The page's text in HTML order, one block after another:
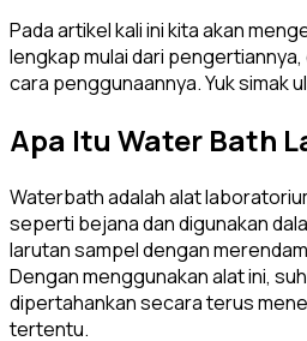
Pada artikel kali ini kita akan
lengkap mulai dari
cara penggunaannya. Yuk simak
Apa Itu Water Bath
Waterbath adalah alat
seperti bejana dan digunakan
larutan sampel dengan
Dengan menggunakan alat ini,
dipertahankan secara terus
tertentu.